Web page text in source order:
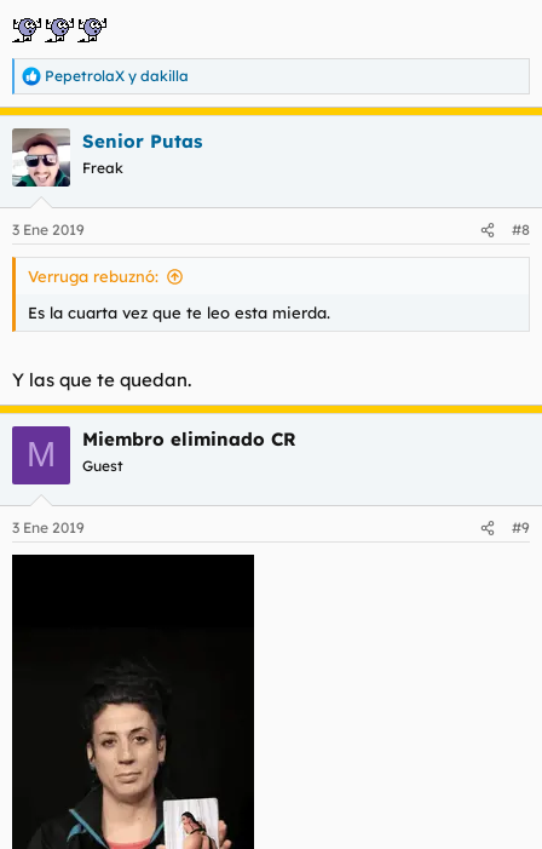
R
e
a
c
c
i
e
s
PepetrolaX y dakilla
Senior Putas
Freak
3 Ene 2019 #8
Verruga rebuznó:
Es la cuarta vez que te leo esta mierda.
Y las que te quedan.
M Miembro eliminado CR
Guest
3 Ene 2019 #9